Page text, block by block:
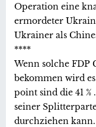
Operation eine
ermordeter
Ukrainer als
****
Wenn solche FDP
bekommen wird
point sind die 41 %
seiner
durchziehen kann.